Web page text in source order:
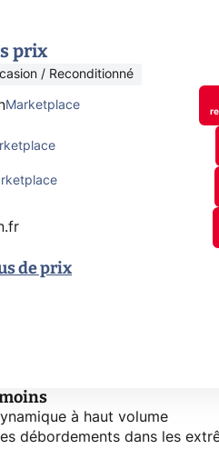
prix
/ Reconditionné
Marketplace
de prix
à haut volume
débordements dans les